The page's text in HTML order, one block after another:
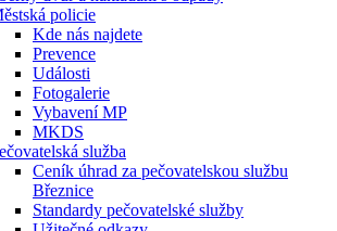
policie
Kde nás najdete
Prevence
Události
Fotogalerie
Vybavení MP
MKDS
služba
Ceník úhrad za pečovatelskou službu
Březnice
Standardy pečovatelské služby